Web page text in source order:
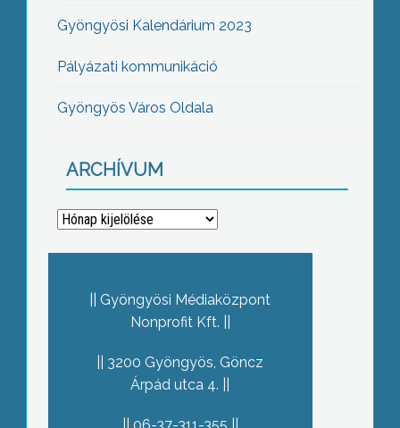
Gyöngyösi Kalendárium 2023
Pályázati kommunikáció
Gyöngyös Város Oldala
ARCHÍVUM
Archívum
Gyöngyösi Médiaközpont
Nonprofit Kft.
3200 Gyöngyös, Göncz
Árpád utca 4.